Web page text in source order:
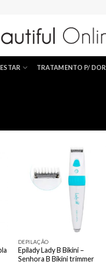
TRATAMENTO P/ DOR
Wishlist
DEPILAÇÃO
Epilady Lady B Bikini –
Senhora B Bikini trimmer